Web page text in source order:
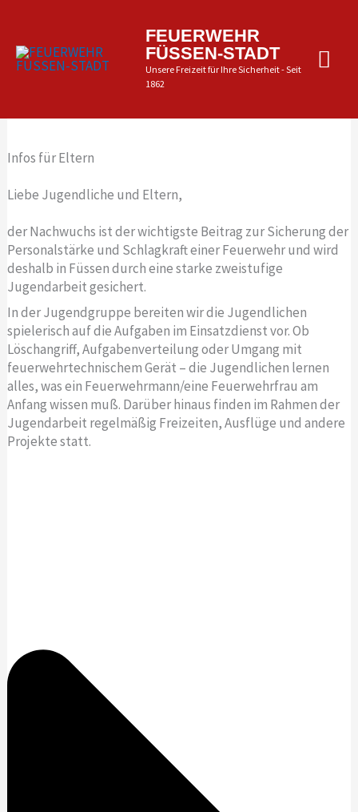
springen
FEUERWEHR
FÜSSEN-STADT
Unsere Freizeit für Ihre Sicherheit - Seit
1862
Infos für Eltern
Liebe Jugendliche und Eltern,
der Nachwuchs ist der wichtigste Beitrag zur Sicherung der
Personalstärke und Schlagkraft einer Feuerwehr und wird
deshalb in Füssen durch eine starke zweistufige
Jugendarbeit gesichert.
In der Jugendgruppe bereiten wir die Jugendlichen
spielerisch auf die Aufgaben im Einsatzdienst vor. Ob
Löschangriff, Aufgabenverteilung oder Umgang mit
feuerwehrtechnischem Gerät – die Jugendlichen lernen
alles, was ein Feuerwehrmann/eine Feuerwehrfrau am
Anfang wissen muß. Darüber hinaus finden im Rahmen der
Jugendarbeit regelmäßig Freizeiten, Ausflüge und andere
Projekte statt.